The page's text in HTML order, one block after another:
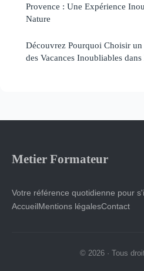
Provence : Une Expérience
Nature
Découvrez Pourquoi Choisir
des Vacances Inoubliables dans
Metier Formateur
Votre référence quotidienne pour
AccueilMentions légalesContact
© 2026 · Tous